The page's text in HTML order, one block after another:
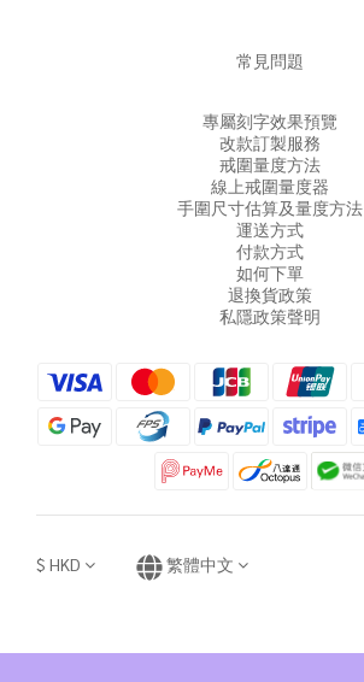
常見問題
專屬刻字效果預覽
改款訂製服務
戒圍量度方法
線上戒圍量度器
手圍尺寸估算及量度方法
運送方式
付款方式
如何下單
退換貨政策
私隱政策聲明
$ HKD 繁體中文